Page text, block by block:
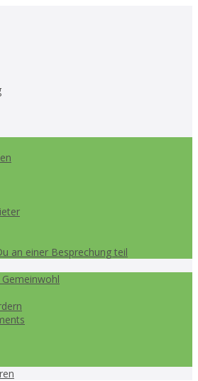
an einer Besprechung teil